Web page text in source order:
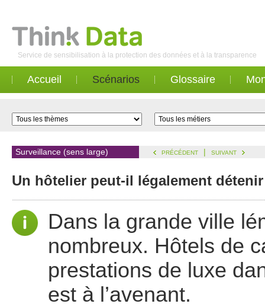
Service de sensibilisation à la protection des données et à la transparence
Accueil Scénarios Glossaire
Surveillance (sens large) PRÉCÉDENT | SUIVANT
Un hôtelier peut-il légalement
Dans la grande ville
nombreux. Hôtels de
prestations de luxe
est à l’avenant.